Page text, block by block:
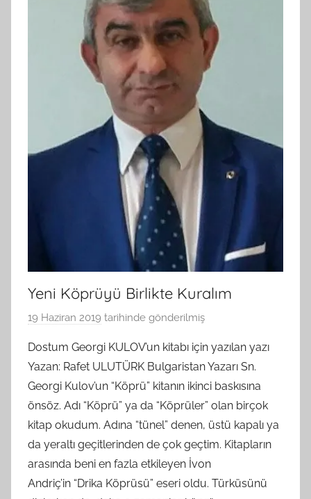
Yeni Köprüyü Birlikte Kuralım
19 Haziran 2019 tarihinde gönderilmiş
S
A
M
a
r
a
f
Dostum Georgi KULOV’un kitabı için yazılan yazı
Yazan: Rafet ULUTÜRK Bulgaristan Yazarı Sn.
Georgi Kulov’un “Köprü” kitanın ikinci baskısına
önsöz. Adı “Köprü” ya da “Köprüler” olan birçok
kitap okudum. Adına “tünel” denen, üstü kapalı ya
da yeraltı geçitlerinden de çok geçtim. Kitapların
arasında beni en fazla etkileyen İvon
Andriç’in “Drika Köprüsü” eseri oldu. Türküsünü